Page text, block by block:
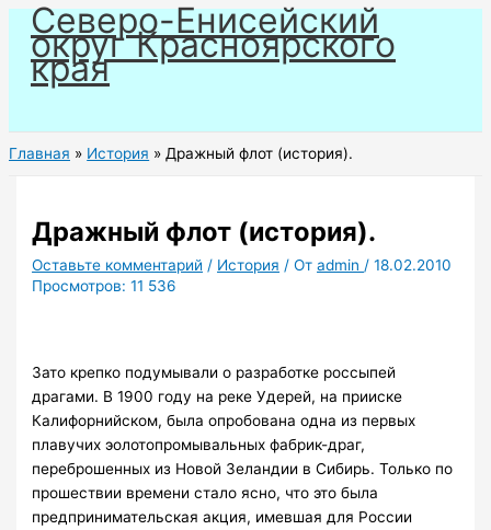
Перейти
содержимому
Северо-Енисейский
округ Красноярского
края
Главная История Дражный флот (история).
Дражный флот (история).
Оставьте комментарий / История / Отadmin /18.02.2010
Просмотров: 11 536
Зато крепко подумывали о разработке россыпей
драгами. В 1900 году на реке Удерей, на прииске
Калифорнийском, была опробована одна из первых
плавучих эолотопромывальных фабрик-драг,
переброшенных из Новой Зеландии в Сибирь. Только по
прошествии времени стало ясно, что это была
предпринимательская акция, имевшая для России